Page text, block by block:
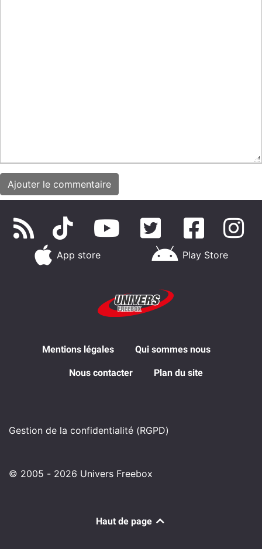
App store Play Store
Mentions légales Qui sommes nous
Nous contacter Plan du site
Gestion de la confidentialité (RGPD)
© 2005 - 2026 Univers Freebox
Haut de page